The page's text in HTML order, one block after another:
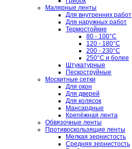
Малярные ленты
Для внутренних работ
Для наружных работ
Термостойкие
80 - 100°C
120 - 180°C
200 - 230°C
250°C и более
Штукатурные
Пескоструйные
Москитные сетки
Для окон
Для дверей
Для колясок
Мансардные
Крепёжная лента
Обвязочные ленты
Противоскользящие ленты
Мелкая зернистость
Средняя зернистость